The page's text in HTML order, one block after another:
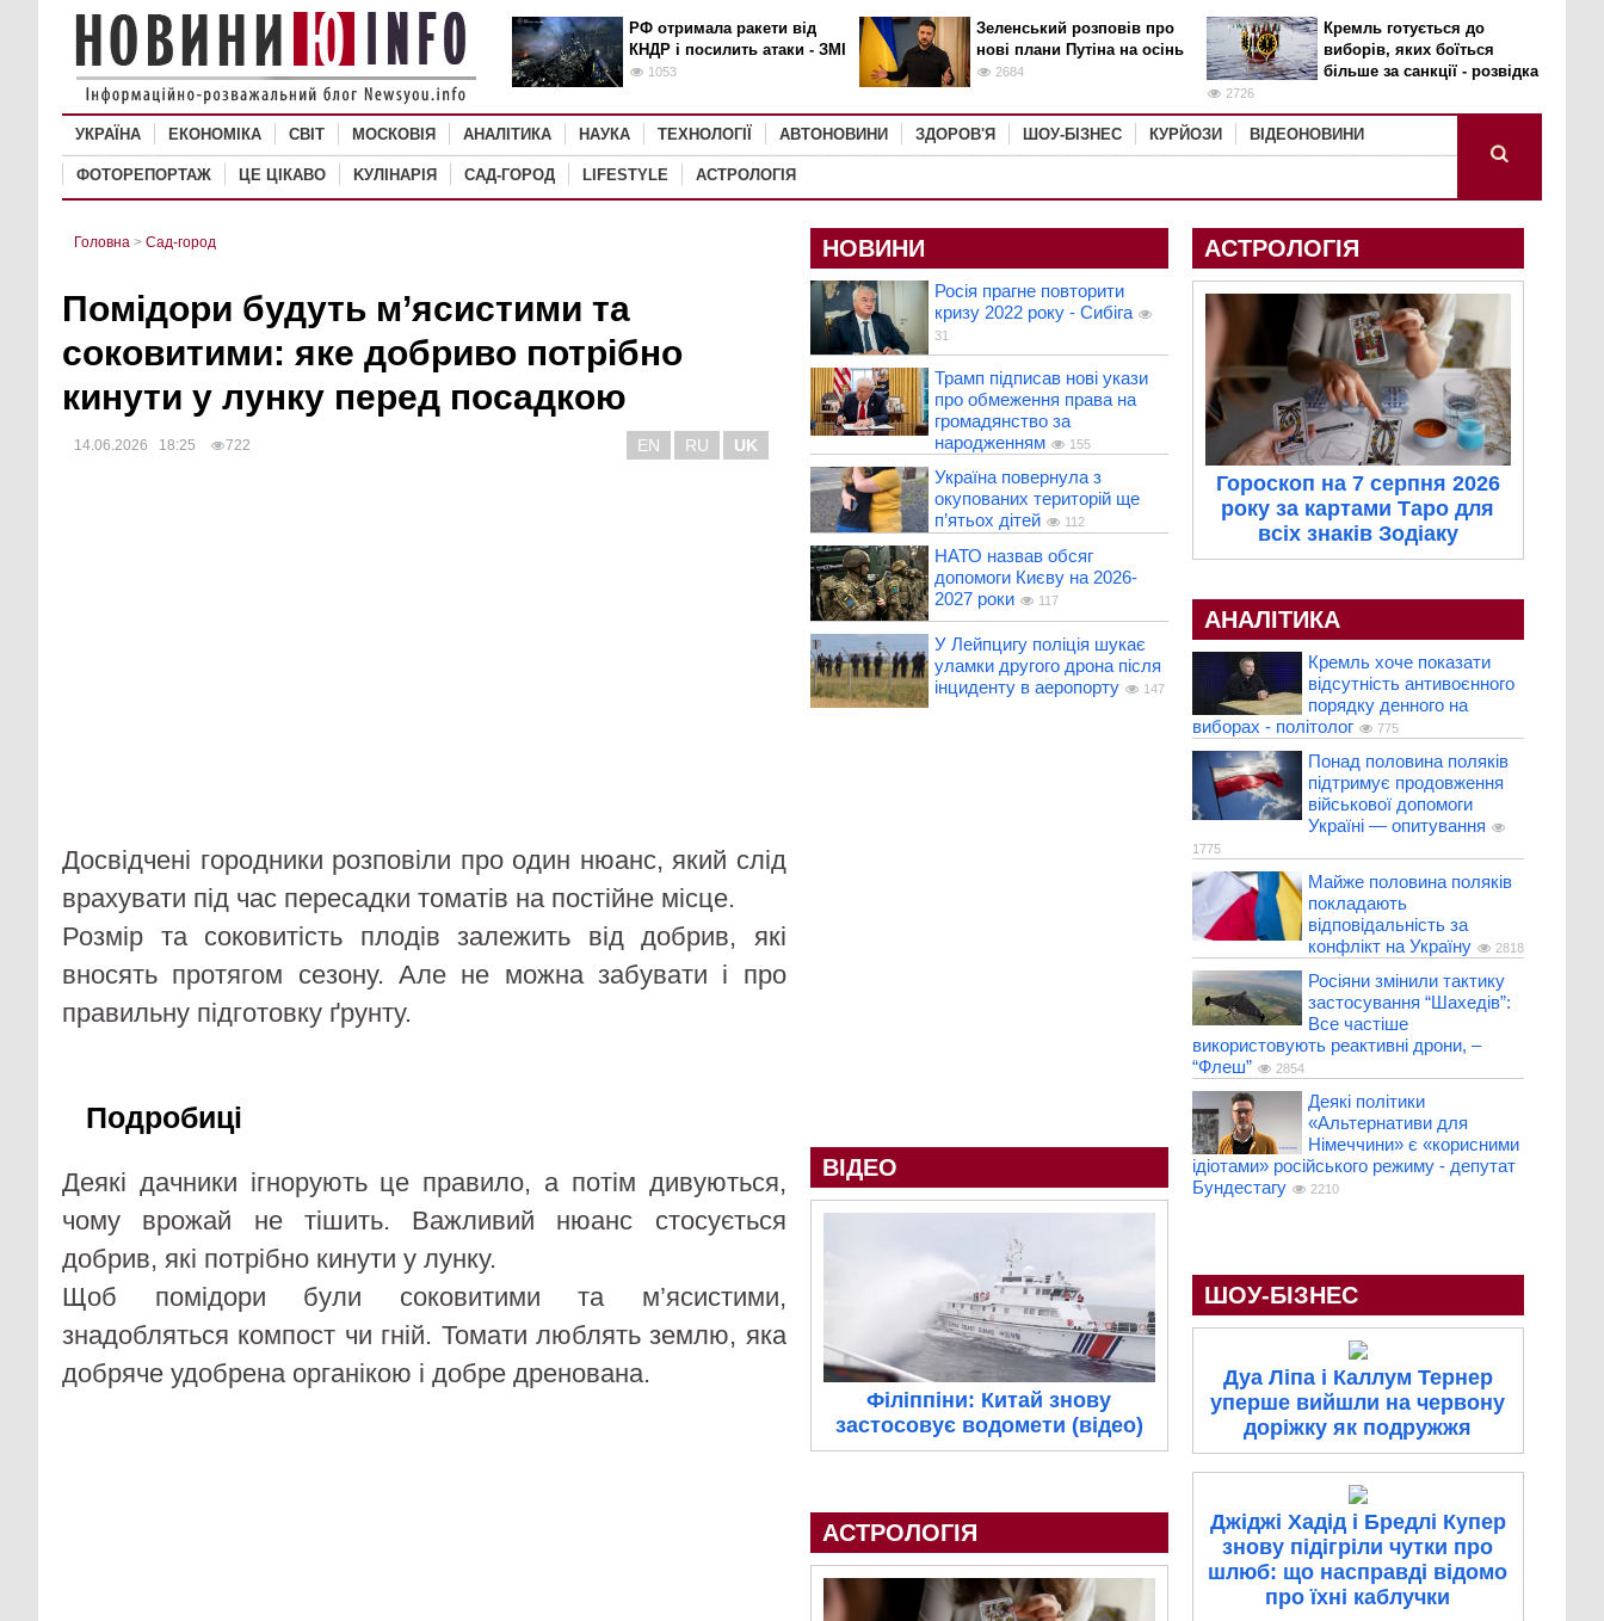
РФ отримала ракети від
КНДР і посилить атаки - ЗМІ
1053
Зеленський розповів про
нові плани Путіна на осінь
2684
Кремль готується до
виборів, яких боїться
більше за санкції - розвідка
2726
УКРАЇНА ЕКОНОМІКА СВІТ MОСКОВІЯ АНАЛІТИКА НАУКА ТЕХНОЛОГІЇ АВТОНОВИНИ ЗДОРОВ'Я ШОУ-БІЗНЕС КУРЙОЗИ ВІДЕОНОВИНИ
ФОТОРЕПОРТАЖ ЦЕ ЦІКАВО KУЛІНАРІЯ САД-ГОРОД LIFESTYLE АСТРОЛОГІЯ
Головна > Сад-город
Помідори будуть м’ясистими та
соковитими: яке добриво потрібно
кинути у лунку перед посадкою
14.06.2026 18:25 722 EN RU UK
Досвідчені городники розповіли про один нюанс, який слід
врахувати під час пересадки томатів на постійне місце.
Розмір та соковитість плодів залежить від добрив, які
вносять протягом сезону. Але не можна забувати і про
правильну підготовку ґрунту.
Подробиці
Деякі дачники ігнорують це правило, а потім дивуються,
чому врожай не тішить. Важливий нюанс стосується
добрив, які потрібно кинути у лунку.
Щоб помідори були соковитими та м’ясистими,
знадобляться компост чи гній. Томати люблять землю, яка
добряче удобрена органікою і добре дренована.
НОВИНИ
Росія прагне повторити
кризу 2022 року - Сибіга
31
Трамп підписав нові укази
про обмеження права на
громадянство за
народженням
155
Україна повернула з
окупованих територій ще
п’ятьох дітей
112
НАТО назвав обсяг
допомоги Києву на 2026-
2027 роки
117
У Лейпцигу поліція шукає
уламки другого дрона після
інциденту в аеропорту
147
ВІДЕО
Філіппіни: Китай знову
застосовує водомети (відео)
АСТРОЛОГІЯ
АСТРОЛОГІЯ
Гороскоп на 7 серпня 2026
року за картами Таро для
всіх знаків Зодіаку
АНАЛІТИКА
Кремль хоче показати
відсутність антивоєнного
порядку денного на
виборах - політолог
775
Понад половина поляків
підтримує продовження
військової допомоги
Україні — опитування
1775
Майже половина поляків
покладають
відповідальність за
конфлікт на Україну
2818
Росіяни змінили тактику
застосування “Шахедів”:
Все частіше
використовують реактивні дрони, –
“Флеш”
2854
Деякі політики
«Альтернативи для
Німеччини» є «корисними
ідіотами» російського режиму - депутат
Бундестагу
2210
ШОУ-БІЗНЕС
Дуа Ліпа і Каллум Тернер
уперше вийшли на червону
доріжку як подружжя
Джіджі Хадід і Бредлі Купер
знову підігріли чутки про
шлюб: що насправді відомо
про їхні каблучки